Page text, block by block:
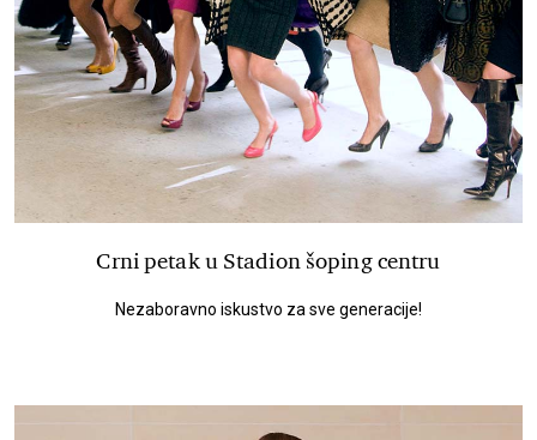
Crni petak u Stadion šoping centru
Nezaboravno iskustvo za sve generacije!